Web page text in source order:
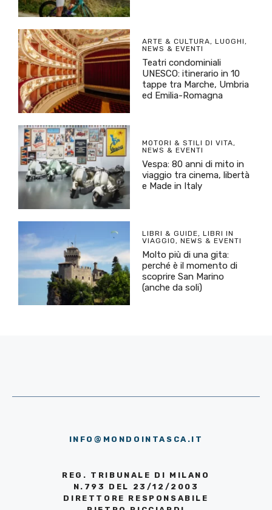
ARTE & CULTURA, LUOGHI,
NEWS & EVENTI
Teatri condominiali
UNESCO: itinerario in 10
tappe tra Marche, Umbria
ed Emilia-Romagna
MOTORI & STILI DI VITA,
NEWS & EVENTI
Vespa: 80 anni di mito in
viaggio tra cinema, libertà
e Made in Italy
LIBRI & GUIDE, LIBRI IN
VIAGGIO, NEWS & EVENTI
Molto più di una gita:
perché è il momento di
scoprire San Marino
(anche da soli)
INFO@MONDOINTASCA.IT
REG. TRIBUNALE DI MILANO
N.793 DEL 23/12/2003
DIRETTORE RESPONSABILE